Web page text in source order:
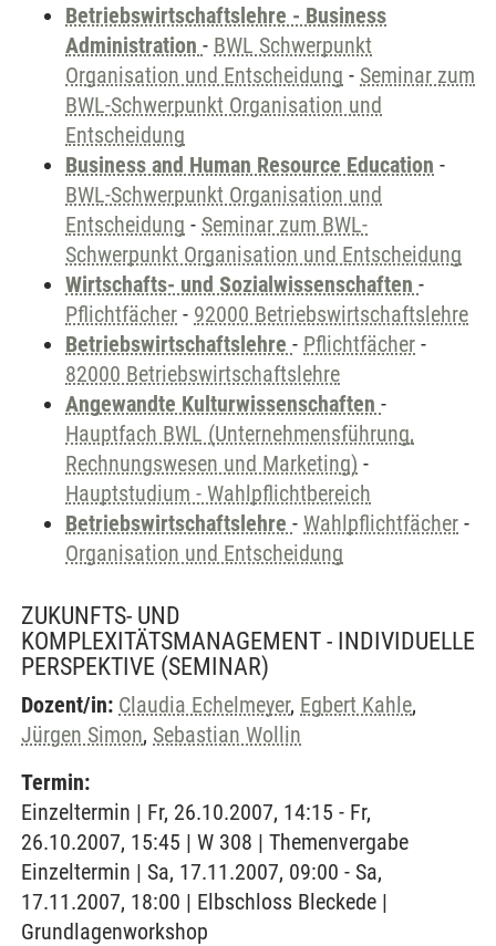
Betriebswirtschaftslehre - Business
Administration - BWL Schwerpunkt
Organisation und Entscheidung - Seminar zum
BWL-Schwerpunkt Organisation und
Entscheidung
Business and Human Resource Education -
BWL-Schwerpunkt Organisation und
Entscheidung - Seminar zum BWL-
Schwerpunkt Organisation und Entscheidung
Wirtschafts- und Sozialwissenschaften -
Pflichtfächer - 92000 Betriebswirtschaftslehre
Betriebswirtschaftslehre - Pflichtfächer -
82000 Betriebswirtschaftslehre
Angewandte Kulturwissenschaften -
Hauptfach BWL (Unternehmensführung,
Rechnungswesen und Marketing) -
Hauptstudium - Wahlpflichtbereich
Betriebswirtschaftslehre - Wahlpflichtfächer -
Organisation und Entscheidung
ZUKUNFTS- UND
KOMPLEXITÄTSMANAGEMENT - INDIVIDUELLE
PERSPEKTIVE (SEMINAR)
Dozent/in: Claudia Echelmeyer, Egbert Kahle,
Jürgen Simon, Sebastian Wollin
Termin:
Einzeltermin | Fr, 26.10.2007, 14:15 - Fr,
26.10.2007, 15:45 | W 308 | Themenvergabe
Einzeltermin | Sa, 17.11.2007, 09:00 - Sa,
17.11.2007, 18:00 | Elbschloss Bleckede |
Grundlagenworkshop